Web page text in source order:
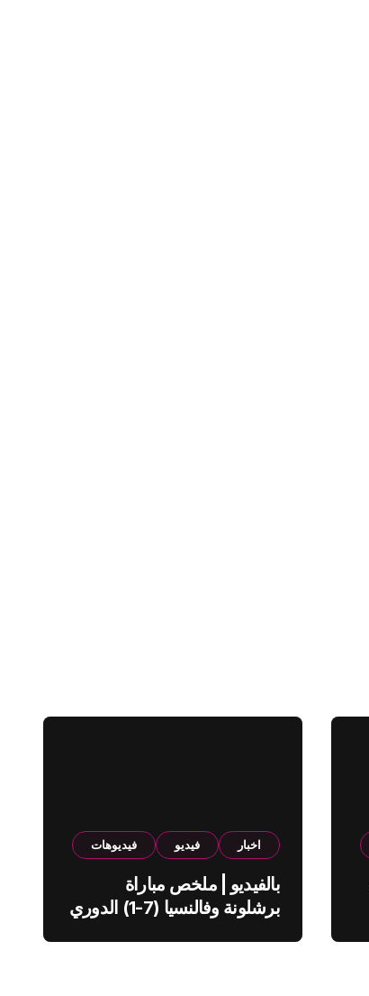
اخبار فيديو فيديوهات
بالفيديو | ملخص مباراة
برشلونة وفالنسيا (7-1) الدوري